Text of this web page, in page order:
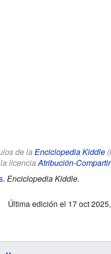
de la Enciclopedia Kiddle
licenciaAtribución-
. Enciclopedia Kiddle.
Última edición el 17 oct